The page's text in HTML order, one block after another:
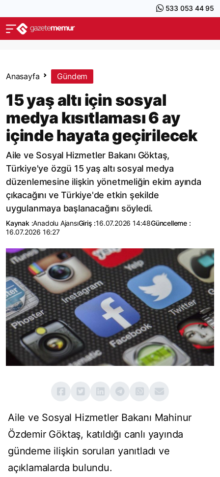
533 053 44 95
Anasayfa Gündem
15 yaş altı için sosyal
medya kısıtlaması 6 ay
içinde hayata geçirilecek
Aile ve Sosyal Hizmetler Bakanı Göktaş,
Türkiye'ye özgü 15 yaş altı sosyal medya
düzenlemesine ilişkin yönetmeliğin ekim ayında
çıkacağını ve Türkiye'de etkin şekilde
uygulanmaya başlanacağını söyledi.
Kaynak :Anadolu AjansıGiriş :16.07.2026 14:48Güncelleme :
16.07.2026 16:27
Aile ve Sosyal Hizmetler Bakanı Mahinur
Özdemir Göktaş, katıldığı canlı yayında
gündeme ilişkin soruları yanıtladı ve
açıklamalarda bulundu.